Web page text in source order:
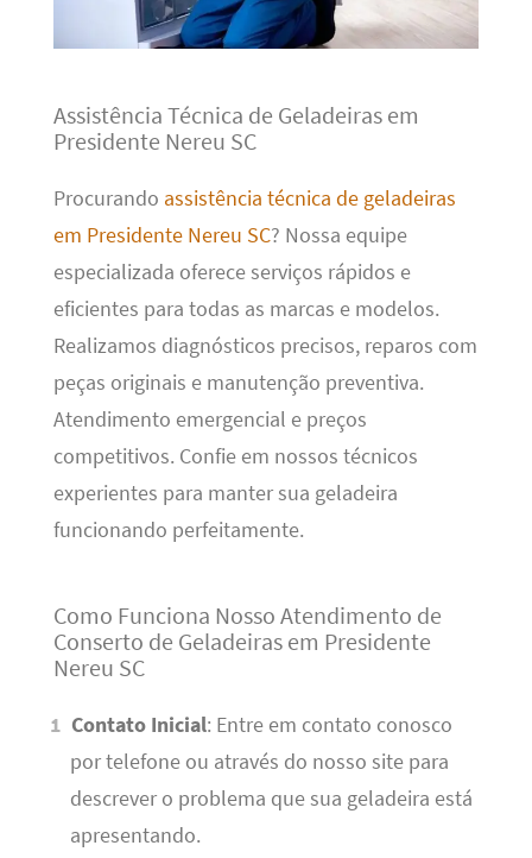
Assistência Técnica de Geladeiras em
Presidente Nereu SC
Procurando assistência técnica de geladeiras
em Presidente Nereu SC? Nossa equipe
especializada oferece serviços rápidos e
eficientes para todas as marcas e modelos.
Realizamos diagnósticos precisos, reparos com
peças originais e manutenção preventiva.
Atendimento emergencial e preços
competitivos. Confie em nossos técnicos
experientes para manter sua geladeira
funcionando perfeitamente.
Como Funciona Nosso Atendimento de
Conserto de Geladeiras em Presidente
Nereu SC
Contato Inicial: Entre em contato conosco
por telefone ou através do nosso site para
descrever o problema que sua geladeira está
apresentando.